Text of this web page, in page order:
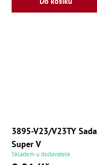
3895-V23/V23TY Sada
Super V
Skladem u dodavatele